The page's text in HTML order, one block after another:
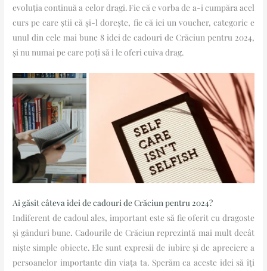
evoluția continuă a celor dragi. Fie că e vorba de a-i cumpăra acel
curs pe care știi că și-l dorește, fie că iei un voucher, categoric e
unul din cele mai bune 8 idei de cadouri de Crăciun pentru 2024,
și nu numai pe care poți să i le oferi cuiva drag.
Ai găsit câteva idei de cadouri de Crăciun pentru 2024?
Indiferent de cadoul ales, important este să fie oferit cu dragoste
și gânduri bune. Cadourile de Crăciun reprezintă mai mult decât
niște simple obiecte. Ele sunt expresii de iubire și de apreciere a
persoanelor importante din viața ta. Sperăm ca aceste idei să îți